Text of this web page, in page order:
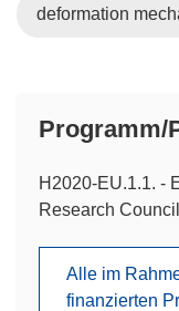
deformation
Programm/
H2020-EU.1.1. -
Research
Alle im
finanzierten